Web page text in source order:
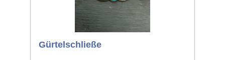
Gürtelschließe